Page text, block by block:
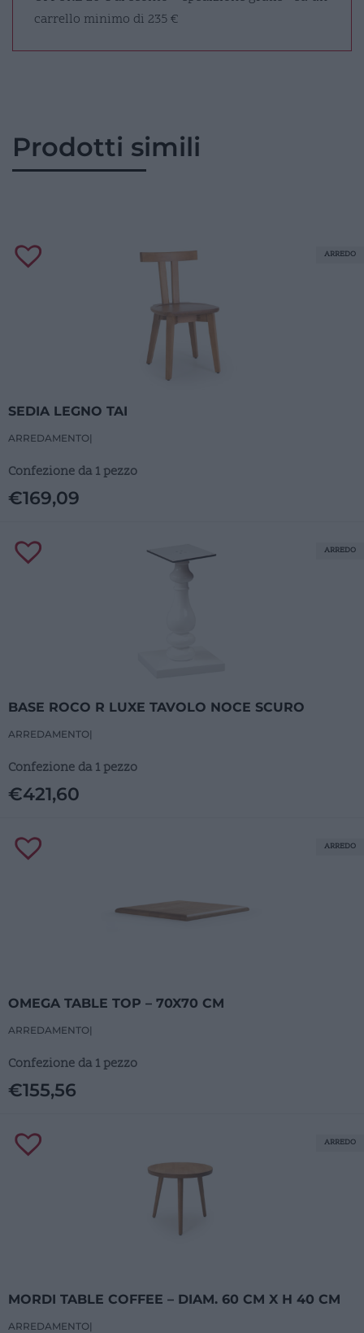
carrello minimo di 235 €
Prodotti simili
SEDIA LEGNO TAI
ARREDAMENTO|
Confezione da 1 pezzo
€169,09
ARREDO
BASE ROCO R LUXE TAVOLO NOCE SCURO
ARREDAMENTO|
Confezione da 1 pezzo
€421,60
ARREDO
OMEGA TABLE TOP – 70X70 CM
ARREDAMENTO|
Confezione da 1 pezzo
€155,56
ARREDO
MORDI TABLE COFFEE – DIAM. 60 CM X H 40 CM
ARREDAMENTO|
ARREDO